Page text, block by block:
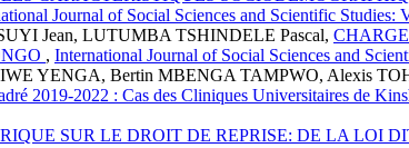
Journal of Social Sciences and Scientific Studies:
Jean, LUTUMBA TSHINDELE Pascal,
, International Journal of Social Sciences and
YENGA, Bertin MBENGA TAMPWO,
2019-2022 : Cas des Cliniques Universitaires de
SUR LE DROIT DE REPRISE: DE LA LOI